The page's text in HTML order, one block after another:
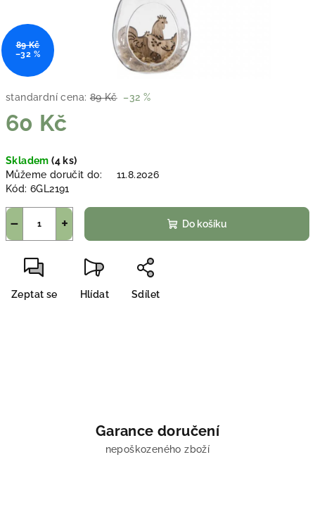
standardní cena: 89 Kč –32 %
60 Kč
cena:
Skladem(4 ks)
Můžeme doručit do:
11.8.2026
Kód: 6GL2191
+
− Do košíku
Zeptat se Hlídat Sdílet
89 Kč
–32 %
Garance doručení
nepoškozeného zboží